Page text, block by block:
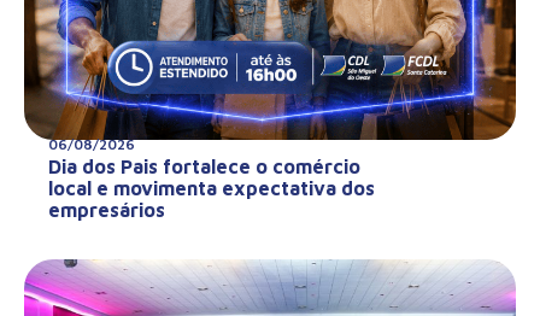
06/08/2026
Dia dos Pais fortalece o comércio
local e movimenta expectativa dos
empresários